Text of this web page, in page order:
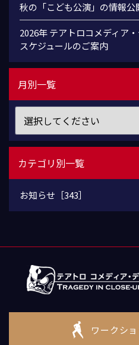
秋の「こども公演」の情報公
2026年 テアトロコメディア
スケジュールのご案内
月別一覧
カテゴリ別一覧
お知らせ［343］
ワークシ